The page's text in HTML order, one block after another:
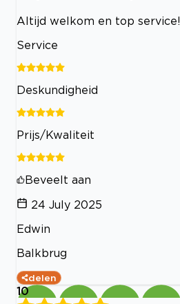
Altijd welkom en top service!
Service
Deskundigheid
Prijs/Kwaliteit
Beveelt aan
24 July 2025
Edwin
Balkbrug
delen
10